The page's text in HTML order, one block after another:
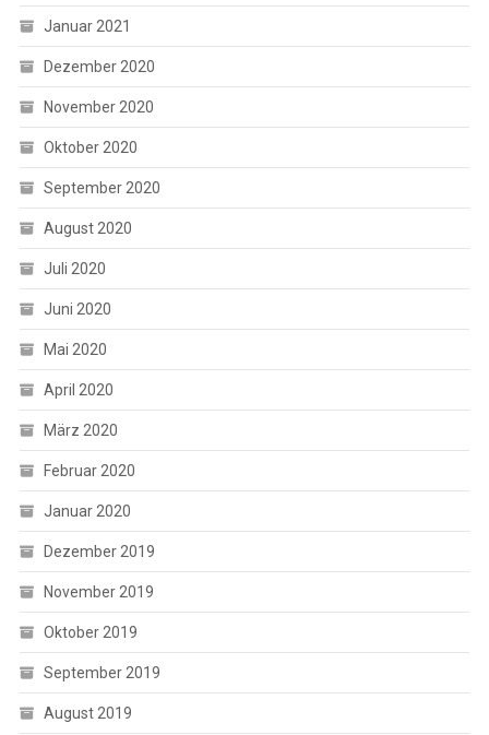
Januar 2021
Dezember 2020
November 2020
Oktober 2020
September 2020
August 2020
Juli 2020
Juni 2020
Mai 2020
April 2020
März 2020
Februar 2020
Januar 2020
Dezember 2019
November 2019
Oktober 2019
September 2019
August 2019